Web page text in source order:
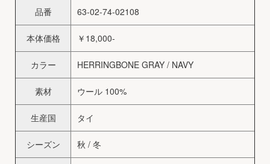
品番 63-02-74-02108
本体価格 ￥18,000-
カラー HERRINGBONE GRAY / NAVY
素材 ウール 100%
生産国 タイ
シーズン 秋 / 冬